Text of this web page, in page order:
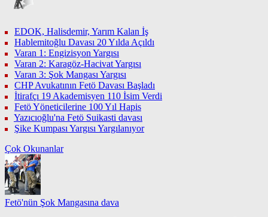
EDOK, Halisdemir, Yarım Kalan İş
Hablemitoğlu Davası 20 Yılda Açıldı
Varan 1: Engizisyon Yargısı
Varan 2: Karagöz-Hacivat Yargısı
Varan 3: Şok Mangası Yargısı
CHP Avukatının Fetö Davası Başladı
İtirafçı 19 Akademisyen 110 İsim Verdi
Fetö Yöneticilerine 100 Yıl Hapis
Yazıcıoğlu'na Fetö Suikasti davası
Şike Kumpası Yargısı Yargılanıyor
Çok Okunanlar
Fetö'nün Şok Mangasına dava